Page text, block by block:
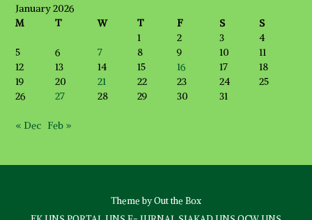
January 2026
M
T W T F S
S
1
2 3
4
5
6 7 8 9 10
11
12
13 14 15 16 17
18
19
20 21 22 23 24
25
26
27 28 29 30 31
« Dec Feb »
Theme byOut the Box